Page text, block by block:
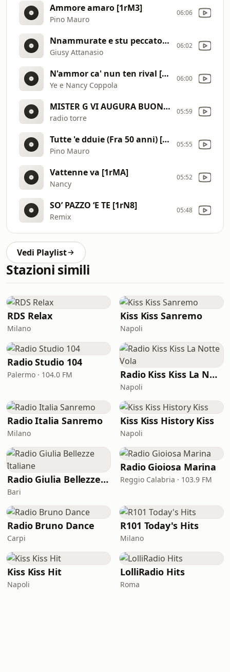
Ammore amaro [1rM3]
Pino Mauro
06:06
Nnammurate e stu peccato [1rMT]
Giusy Attanasio
06:02
N'ammor ca' nun ten rival [1rMj]
Ye e Nancy Coppola
06:00
MISTER G VI AUGURA BUON ASCOLTO [1reE]
radio torre
05:59
Tutte 'e dduie (Fra 50 anni) [1rNd]
Pino Mauro
05:55
Vattenne va [1rMA]
Nancy
05:52
SO’ PAZZO ‘E TE [1rN8]
Remix
05:48
Vedi Playlist
Stazioni simili
RDS Relax
Milano
Kiss Kiss Sanremo
Napoli
Radio Studio 104
Palermo · 104.0 FM Radio Kiss Kiss La Notte Vola
Napoli
Radio Italia Sanremo
Milano
Kiss Kiss History Kiss
Napoli
Radio Giulia Bellezze Italiane
Bari
Radio Gioiosa Marina
Reggio Calabria · 103.9 FM
Radio Bruno Dance
Carpi
R101 Today's Hits
Milano
Kiss Kiss Hit
Napoli
LolliRadio Hits
Roma